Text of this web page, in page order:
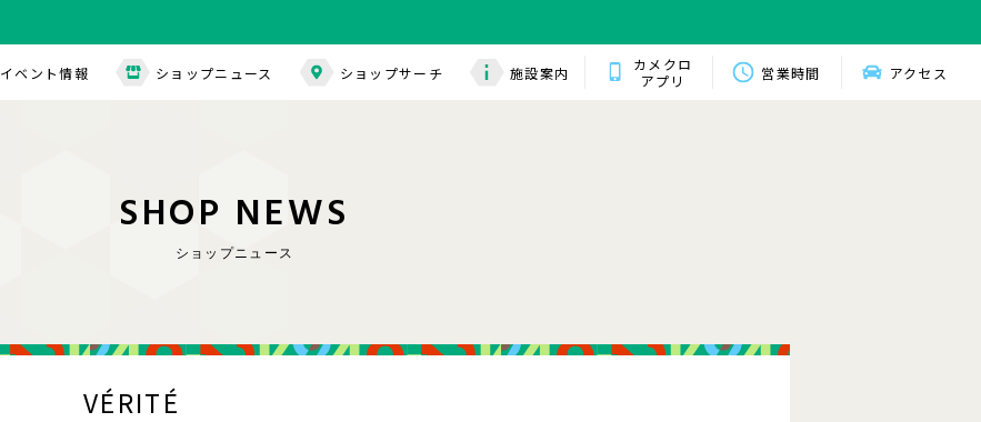
イベント情報 ショップニュース ショップサーチ 施設案内
カメクロ
アプリ
営業時間 アクセス
SHOP NEWS
ショップニュース
VÉRITÉ